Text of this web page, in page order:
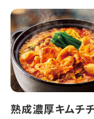
熟成濃厚キムチ